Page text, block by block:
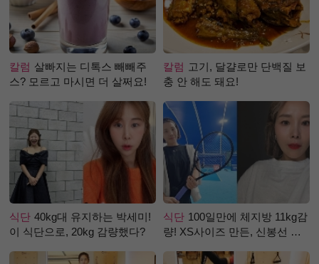
칼럼 살빠지는 디톡스 빼빼주
스? 모르고 마시면 더 살쩌요!
칼럼 고기, 달걀로만 단백질 보
충 안 해도 돼요!
식단 40kg대 유지하는 박세미!
이 식단으로, 20kg 감량했다?
식단 100일만에 체지방 11kg감
량! XS사이즈 만든, 신봉선 식